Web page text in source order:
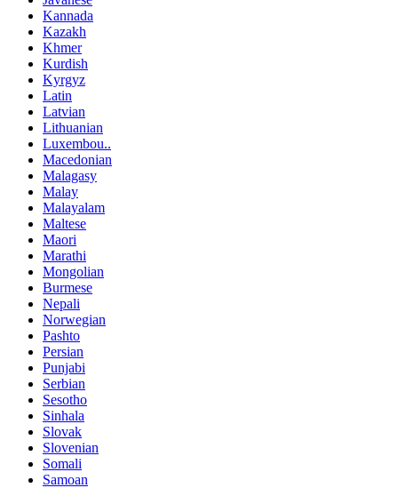
Kannada
Kazakh
Khmer
Kurdish
Kyrgyz
Latin
Latvian
Lithuanian
Luxembou..
Macedonian
Malagasy
Malay
Malayalam
Maltese
Maori
Marathi
Mongolian
Burmese
Nepali
Norwegian
Pashto
Persian
Punjabi
Serbian
Sesotho
Sinhala
Slovak
Slovenian
Somali
Samoan